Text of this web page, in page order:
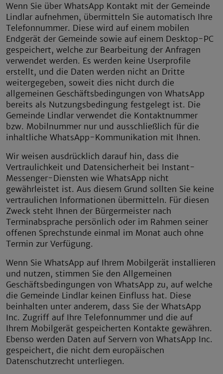
Wenn Sie über WhatsApp Kontakt mit der Gemeinde
Lindlar aufnehmen, übermitteln Sie automatisch Ihre
Telefonnummer. Diese wird auf einem mobilen
Endgerät der Gemeinde sowie auf einem Desktop-PC
gespeichert, welche zur Bearbeitung der Anfragen
verwendet werden. Es werden keine Userprofile
erstellt, und die Daten werden nicht an Dritte
weitergegeben, soweit dies nicht durch die
allgemeinen Geschäftsbedingungen von WhatsApp
bereits als Nutzungsbedingung festgelegt ist. Die
Gemeinde Lindlar verwendet die Kontaktnummer
bzw. Mobilnummer nur und ausschließlich für die
inhaltliche WhatsApp-Kommunikation mit Ihnen.
Wir weisen ausdrücklich darauf hin, dass die
Vertraulichkeit und Datensicherheit bei Instant-
Messenger-Diensten wie WhatsApp nicht
gewährleistet ist. Aus diesem Grund sollten Sie keine
vertraulichen Informationen übermitteln. Für diesen
Zweck steht Ihnen der Bürgermeister nach
Terminabsprache persönlich oder im Rahmen seiner
offenen Sprechstunde einmal im Monat auch ohne
Termin zur Verfügung.
Wenn Sie WhatsApp auf Ihrem Mobilgerät installieren
und nutzen, stimmen Sie den Allgemeinen
Geschäftsbedingungen von WhatsApp zu, auf welche
die Gemeinde Lindlar keinen Einfluss hat. Diese
beinhalten unter anderem, dass Sie der WhatsApp
Inc. Zugriff auf Ihre Telefonnummer und die auf
Ihrem Mobilgerät gespeicherten Kontakte gewähren.
Ebenso werden Daten auf Servern von WhatsApp Inc.
gespeichert, die nicht dem europäischen
Datenschutzrecht unterliegen.